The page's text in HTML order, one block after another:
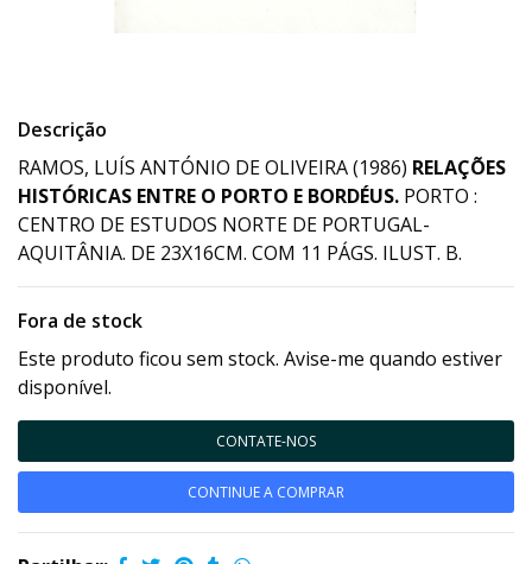
Descrição
RAMOS, LUÍS ANTÓNIO DE OLIVEIRA (1986) RELAÇÕES
HISTÓRICAS ENTRE O PORTO E BORDÉUS. PORTO :
CENTRO DE ESTUDOS NORTE DE PORTUGAL-
AQUITÂNIA. DE 23X16CM. COM 11 PÁGS. ILUST. B.
Fora de stock
Este produto ficou sem stock. Avise-me quando estiver
disponível.
CONTATE-NOS
CONTINUE A COMPRAR